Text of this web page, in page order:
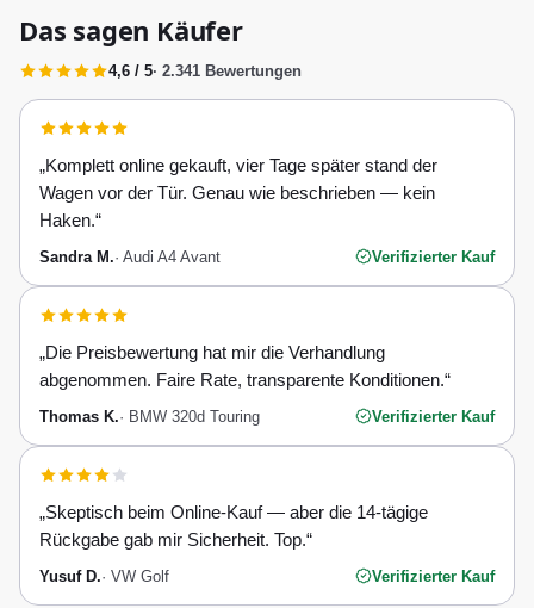
Das sagen Käufer
4,6 / 5· 2.341 Bewertungen
„Komplett online gekauft, vier Tage später stand der
Wagen vor der Tür. Genau wie beschrieben — kein
Haken.“
Sandra M.· Audi A4 Avant Verifizierter Kauf
„Die Preisbewertung hat mir die Verhandlung
abgenommen. Faire Rate, transparente Konditionen.“
Thomas K.· BMW 320d Touring Verifizierter Kauf
„Skeptisch beim Online-Kauf — aber die 14-tägige
Rückgabe gab mir Sicherheit. Top.“
Yusuf D.· VW Golf Verifizierter Kauf